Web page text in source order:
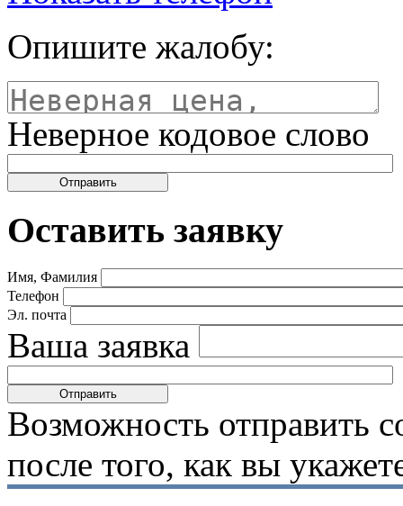
Опишите жалобу:
Неверное кодовое слово
Оставить заявку
Имя, Фамилия
Телефон
Эл. почта
Ваша заявка
Возможность отправить
после того, как вы